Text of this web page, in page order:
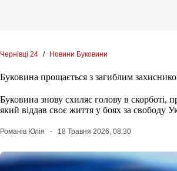
Чернівці 24 / Новини Буковини
Буковина прощається з загиблим
Буковина знову схиляє голову в
який віддав своє життя у боях за свободу
Романів Юлія 18 Травня 2026, 08:30